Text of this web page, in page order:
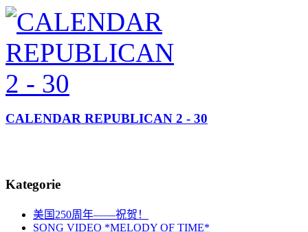
CALENDAR REPUBLICAN 2 - 30
Kategorie
美国250周年——祝贺！
SONG VIDEO *MELODY OF TIME*